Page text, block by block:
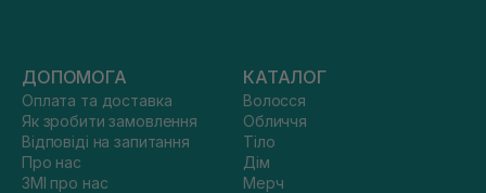
ДОПОМОГА
Оплата та доставка
Як зробити замовлення
Відповіді на запитання
Про нас
ЗМІ про нас
КАТАЛОГ
Волосся
Обличчя
Тіло
Дім
Мерч